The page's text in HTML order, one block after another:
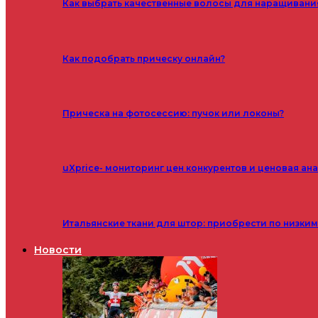
Как выбрать качественные волосы для
Как подобрать прическу онлайн?
Прическа на фотосессию: пучок или локоны?
uXprice- мониторинг цен конкурентов и ценовая
Итальянские ткани для штор: приобрести по
Новости